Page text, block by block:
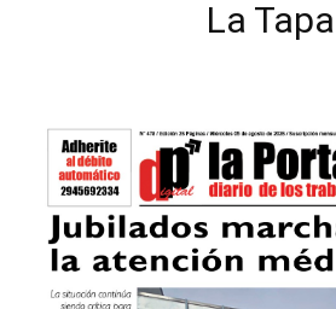
La Tapa